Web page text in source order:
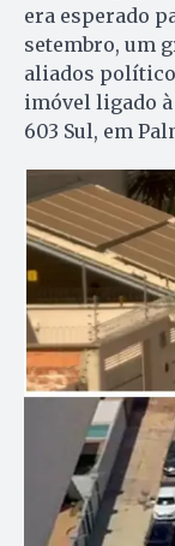
era esperado
setembro, um
aliados
imóvel ligado
603 Sul, em